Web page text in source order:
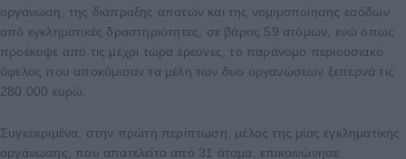
οργάνωση, της διάπραξης απατών και της νομιμοποίησης εσόδων
από εγκληματικές δραστηριότητες, σε βάρος 59 ατόμων, ενώ όπως
προέκυψε από τις μέχρι τώρα έρευνες, το παράνομο περιουσιακό
όφελος που αποκόμισαν τα μέλη των δυο οργανώσεων ξεπερνά τις
280.000 ευρώ.
Συγκεκριμένα, στην πρώτη περίπτωση, μέλος της μίας εγκληματικής
οργάνωσης, που αποτελείτο από 31 άτομα, επικοινώνησε